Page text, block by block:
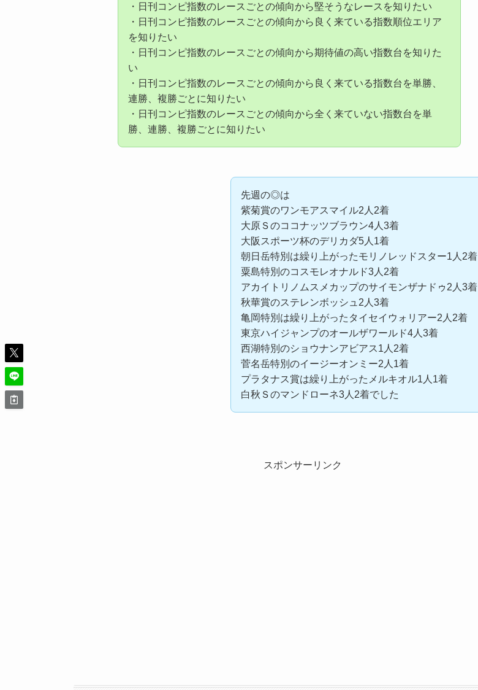
・日刊コンピ指数のレースごとの傾向から堅そうなレースを知りたい
・日刊コンピ指数のレースごとの傾向から良く来ている指数順位エリア
を知りたい
・日刊コンピ指数のレースごとの傾向から期待値の高い指数台を知りた
い
・日刊コンピ指数のレースごとの傾向から良く来ている指数台を単勝、
連勝、複勝ごとに知りたい
・日刊コンピ指数のレースごとの傾向から全く来ていない指数台を単
勝、連勝、複勝ごとに知りたい
先週の◎は
紫菊賞のワンモアスマイル2人2着
大原Ｓのココナッツブラウン4人3着
大阪スポーツ杯のデリカダ5人1着
朝日岳特別は繰り上がったモリノレッドスター1人2着
粟島特別のコスモレオナルド3人2着
アカイトリノムスメカップのサイモンザナドゥ2人3着
秋華賞のステレンボッシュ2人3着
亀岡特別は繰り上がったタイセイウォリアー2人2着
東京ハイジャンプのオールザワールド4人3着
西湖特別のショウナンアビアス1人2着
菅名岳特別のイージーオンミー2人1着
プラタナス賞は繰り上がったメルキオル1人1着
白秋Ｓのマンドローネ3人2着でした
スポンサーリンク